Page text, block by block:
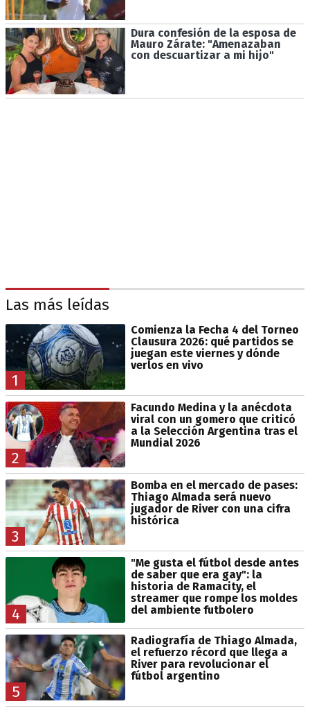
Dura confesión de la esposa de
Mauro Zárate: "Amenazaban
con descuartizar a mi hijo"
Las más leídas
1
Comienza la Fecha 4 del Torneo
Clausura 2026: qué partidos se
juegan este viernes y dónde
verlos en vivo
2
Facundo Medina y la anécdota
viral con un gomero que criticó
a la Selección Argentina tras el
Mundial 2026
3
Bomba en el mercado de pases:
Thiago Almada será nuevo
jugador de River con una cifra
histórica
4
"Me gusta el fútbol desde antes
de saber que era gay": la
historia de Ramacity, el
streamer que rompe los moldes
del ambiente futbolero
5
Radiografía de Thiago Almada,
el refuerzo récord que llega a
River para revolucionar el
fútbol argentino